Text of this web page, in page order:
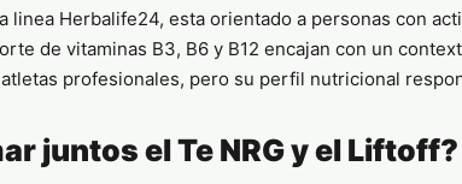
linea Herbalife24, esta orientado a personas con
de vitaminas B3, B6 y B12 encajan con un
profesionales, pero su perfil nutricional
juntos el Te NRG y el Liftoff?